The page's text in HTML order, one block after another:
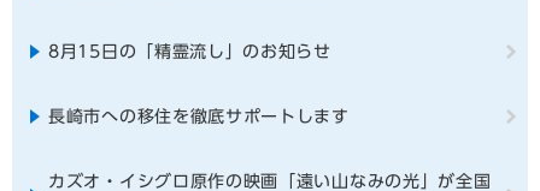
8月15日の「精霊流し」のお知らせ
長崎市への移住を徹底サポートします
カズオ・イシグロ原作の映画「遠い山なみの光」が全国